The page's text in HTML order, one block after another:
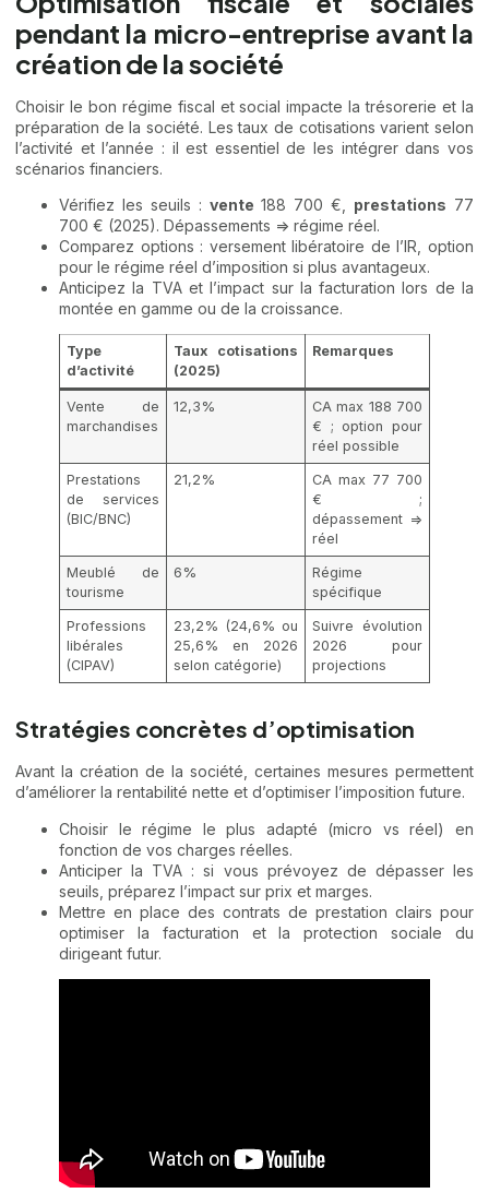
pendant la micro-entreprise avant la
création de la société
Choisir le bon régime fiscal et social impacte la trésorerie et la
préparation de la société. Les taux de cotisations varient selon
l’activité et l’année : il est essentiel de les intégrer dans vos
scénarios financiers.
Vérifiez les seuils : vente 188 700 €, prestations 77
700 € (2025). Dépassements => régime réel.
Comparez options : versement libératoire de l’IR, option
pour le régime réel d’imposition si plus avantageux.
Anticipez la TVA et l’impact sur la facturation lors de la
montée en gamme ou de la croissance.
Type
d’activité
Taux cotisations
(2025)
Remarques
Vente de
marchandises
12,3%
CA max 188 700
€ ; option pour
réel possible
Prestations
de services
(BIC/BNC)
21,2%
CA max 77 700
€ ;
dépassement =>
réel
Meublé de
tourisme
6%
Régime
spécifique
Professions
libérales
(CIPAV)
23,2% (24,6% ou
25,6% en 2026
selon catégorie)
Suivre évolution
2026 pour
projections
Stratégies concrètes d’optimisation
Avant la création de la société, certaines mesures permettent
d’améliorer la rentabilité nette et d’optimiser l’imposition future.
Choisir le régime le plus adapté (micro vs réel) en
fonction de vos charges réelles.
Anticiper la TVA : si vous prévoyez de dépasser les
seuils, préparez l’impact sur prix et marges.
Mettre en place des contrats de prestation clairs pour
optimiser la facturation et la protection sociale du
dirigeant futur.